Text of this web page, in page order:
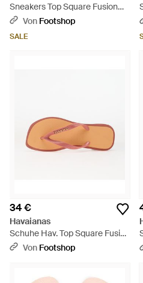
Sneakers Top Square Fusion
Eur - Braun
Von Footshop
SALE
34 €
Havaianas
Schuhe Hav. Top Square Fusion
Canyon Clay/ Peach -
Von Footshop